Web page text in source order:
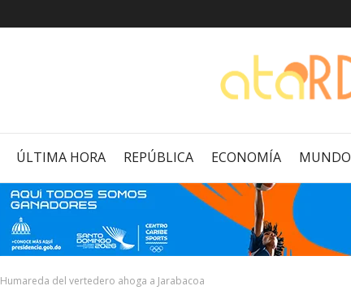
ÚLTIMA HORA REPÚBLICA ECONOMÍA MUNDO
Humareda del vertedero ahoga a Jarabacoa